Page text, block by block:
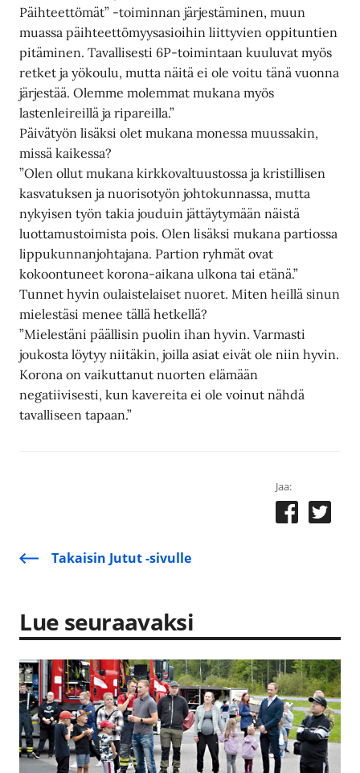
Päihteettömät” -toiminnan järjestäminen, muun
muassa päihteettömyysasioihin liittyvien oppituntien
pitäminen. Tavallisesti 6P-toimintaan kuuluvat myös
retket ja yökoulu, mutta näitä ei ole voitu tänä vuonna
järjestää. Olemme molemmat mukana myös
lastenleireillä ja ripareilla.”
Päivätyön lisäksi olet mukana monessa muussakin,
missä kaikessa?
”Olen ollut mukana kirkkovaltuustossa ja kristillisen
kasvatuksen ja nuorisotyön johtokunnassa, mutta
nykyisen työn takia jouduin jättäytymään näistä
luottamustoimista pois. Olen lisäksi mukana partiossa
lippukunnanjohtajana. Partion ryhmät ovat
kokoontuneet korona-aikana ulkona tai etänä.”
Tunnet hyvin oulaistelaiset nuoret. Miten heillä sinun
mielestäsi menee tällä hetkellä?
”Mielestäni päällisin puolin ihan hyvin. Varmasti
joukosta löytyy niitäkin, joilla asiat eivät ole niin hyvin.
Korona on vaikuttanut nuorten elämään
negatiivisesti, kun kavereita ei ole voinut nähdä
tavalliseen tapaan.”
Jaa:
Takaisin Jutut -sivulle
Lue seuraavaksi